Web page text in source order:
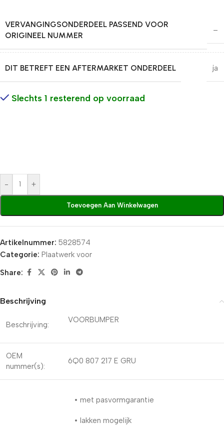
VERVANGINGSONDERDEEL PASSEND VOOR
ORIGINEEL NUMMER
–
DIT BETREFT EEN AFTERMARKET ONDERDEEL ja
Slechts 1 resterend op voorraad
- +
Toevoegen Aan Winkelwagen
Artikelnummer: 5828574
Categorie: Plaatwerk voor
Share:
Beschrijving
Beschrijving:
VOORBUMPER
OEM
nummer(s):
6Q0 807 217 E GRU
• met pasvormgarantie
• lakken mogelijk